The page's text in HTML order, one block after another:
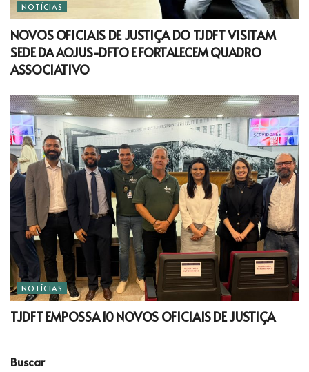
NOTÍCIAS
NOVOS OFICIAIS DE JUSTIÇA DO TJDFT VISITAM
SEDE DA AOJUS-DFTO E FORTALECEM QUADRO
ASSOCIATIVO
NOTÍCIAS
TJDFT EMPOSSA 10 NOVOS OFICIAIS DE JUSTIÇA
Buscar